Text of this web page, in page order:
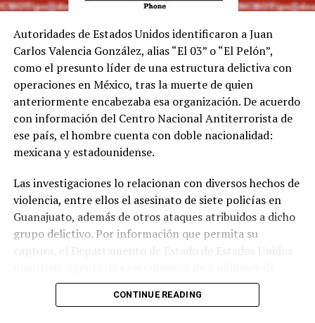
Autoridades de Estados Unidos identificaron a Juan
Carlos Valencia González, alias “El 03” o “El Pelón”,
como el presunto líder de una estructura delictiva con
operaciones en México, tras la muerte de quien
anteriormente encabezaba esa organización. De acuerdo
con información del Centro Nacional Antiterrorista de
ese país, el hombre cuenta con doble nacionalidad:
mexicana y estadounidense.
Las investigaciones lo relacionan con diversos hechos de
violencia, entre ellos el asesinato de siete policías en
Guanajuato, además de otros ataques atribuidos a dicho
grupo delictivo. Por información que permita su
captura, el Departamento de Estado de Estados Unidos
CONTINUE READING